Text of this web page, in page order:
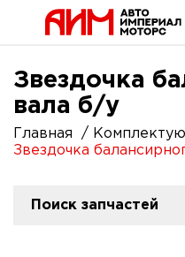
Звездочка
вала б/у
Главная
Звездочка
Поиск запчастей